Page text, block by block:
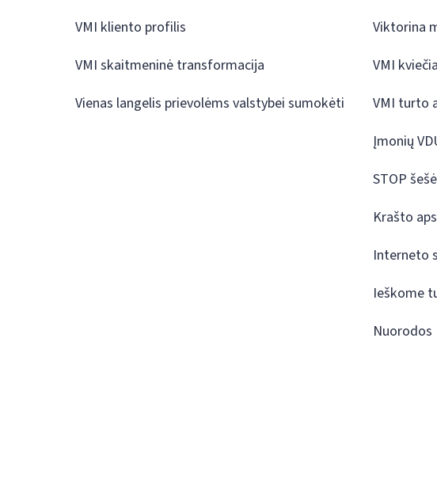
VMI kliento profilis
VMI skaitmeninė transformacija
Vienas langelis prievolėms valstybei sumokėti
Viktorina
VMI
VMI turto
Įmonių
STOP
Krašto
Interneto
Ieškome
Nuorodos